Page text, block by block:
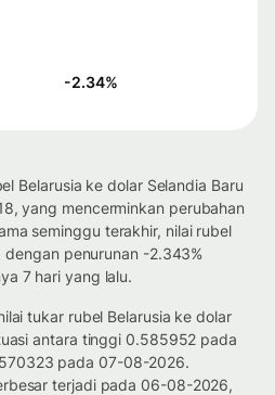
-2.34%
Belarusia ke dolar Selandia Baru
yang mencerminkan perubahan
seminggu terakhir, nilai rubel
penurunan -2.343%
7 hari yang lalu.
tukar rubel Belarusia ke dolar
antara tinggi 0.585952 pada
pada 07-08-2026.
terjadi pada 06-08-2026,